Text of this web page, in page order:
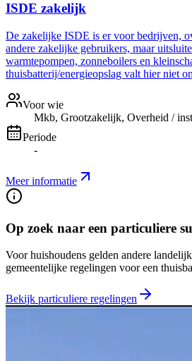
ISDE zakelijk
De zakelijke ISDE is er voor bedrijven,
andere zakelijke gebruikers, maar
warmtepompen, zonneboilers en
thuisbatterij/energieopslag valt hier niet
Voor wie
Mkb, Grootzakelijk, Overheid /
Periode
-
Meer informatie
Op zoek naar een particuliere
Voor huishoudens gelden andere
gemeentelijke regelingen voor een
Bekijk particuliere regelingen